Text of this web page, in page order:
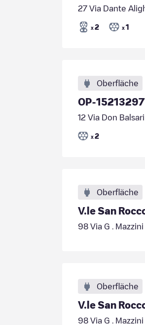
27 Via Dante
x 2 x 1
Oberfläche
OP-15213297
12 Via Don
x 2
Oberfläche
V.le San
98 Via G .
Oberfläche
V.le San
98 Via G .